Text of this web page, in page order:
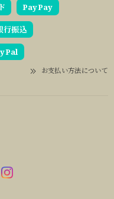
PayPay
行振込
お支払い方法について